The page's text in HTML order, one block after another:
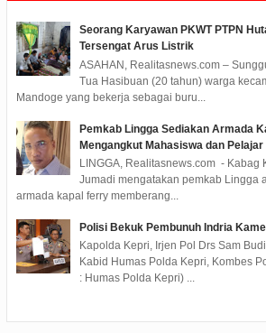
Seorang Karyawan PKWT PTPN
Tersengat Arus Listrik
ASAHAN, Realitasnews.com –
Tua Hasibuan (20 tahun) warga
Mandoge yang bekerja sebagai buru...
Pemkab Lingga Sediakan Armada
Mengangkut Mahasiswa dan Pelajar
LINGGA, Realitasnews.com - Kabag
Jumadi mengatakan pemkab Lingga
armada kapal ferry memberang...
Polisi Bekuk Pembunuh Indria
Kapolda Kepri, Irjen Pol Drs Sam
Kabid Humas Polda Kepri, Kombes
: Humas Polda Kepri) ...